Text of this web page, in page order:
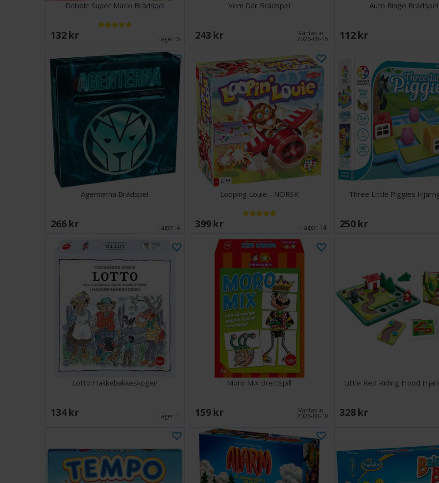
Dobble Super Mario Brädspel
132 SEK I lager: 6
Vem Där Brädspel
243 SEK Väntas in:
2026-08-15
Auto Bingo Brädspel
112 SEK
Agenterna Brädspel
266 SEK I lager: 4
Looping Louie - NORSK
399 SEK I lager: 14
Three Little Piggies
250 SEK
Lotto Hakkebakkeskogen
134 SEK I lager: 1
Moro Mix Brettspill
159 SEK Väntas in:
2026-08-18
Little Red Riding Hood
328 SEK